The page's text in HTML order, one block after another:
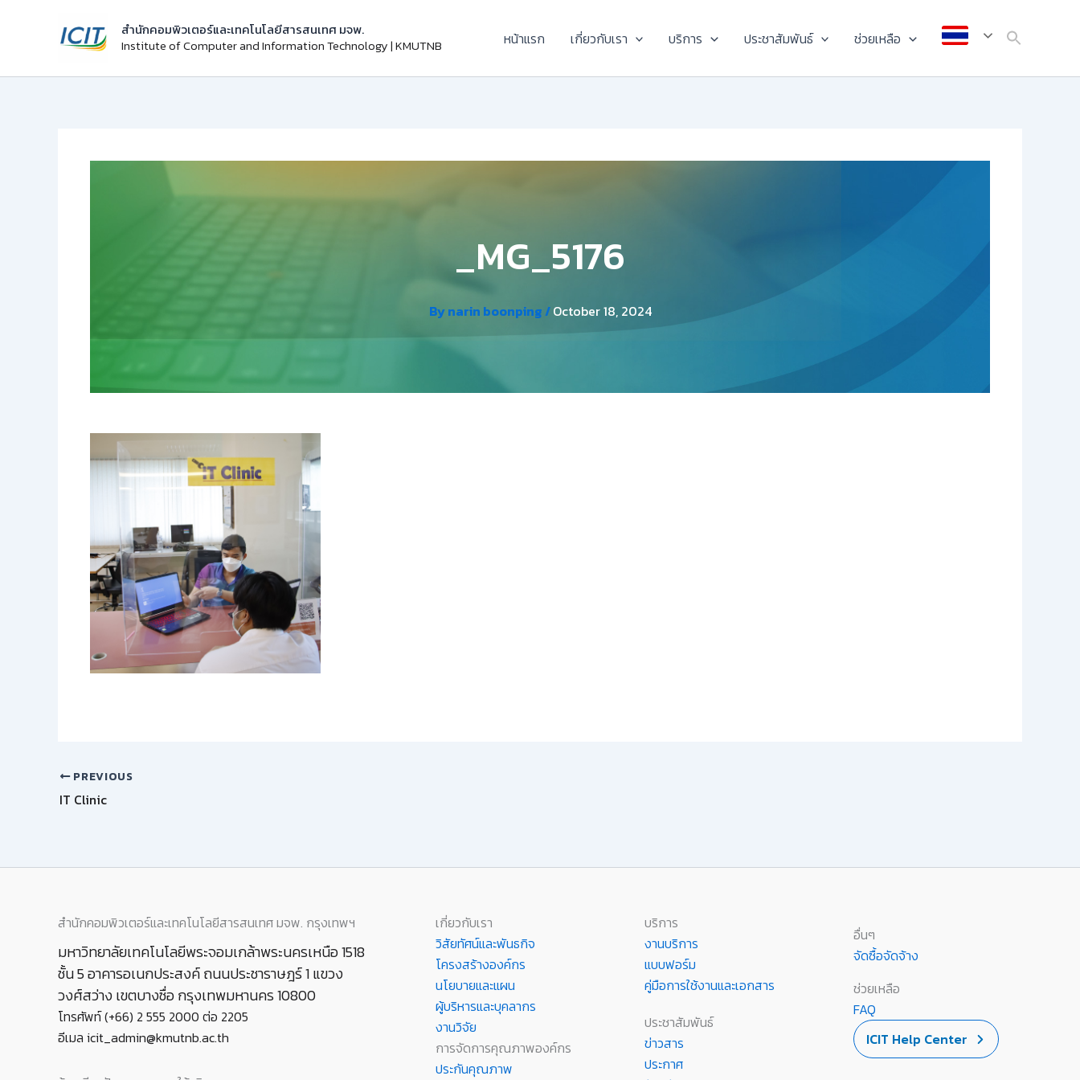
สำนักคอมพิวเตอร์และเทคโนโลยีสารสนเทศ มจพ.
Institute of Computer and Information Technology | KMUTNB
หน้าแรก เกี่ยวกับเรา บริการ ประชาสัมพันธ์ ช่วยเหลือ
_MG_5176
Bynarin boonping/October 18, 2024
PREVIOUS
IT Clinic
สำนักคอมพิวเตอร์และเทคโนโลยีสารสนเทศ มจพ. กรุงเทพฯ
มหาวิทยาลัยเทคโนโลยีพระจอมเกล้าพระนครเหนือ 1518
ชั้น 5 อาคารอเนกประสงค์ ถนนประชาราษฎร์ 1 แขวง
วงศ์สว่าง เขตบางซื่อ กรุงเทพมหานคร 10800
โทรศัพท์ (+66) 2 555 2000 ต่อ 2205
อีเมล icit_admin@kmutnb.ac.th
เกี่ยวกับเรา
วิสัยทัศน์และพันธกิจ
โครงสร้างองค์กร
นโยบายและแผน
ผู้บริหารและบุคลากร
งานวิจัย
การจัดการคุณภาพองค์กร
ประกันคุณภาพ
บริการ
งานบริการ
แบบฟอร์ม
คู่มือการใช้งานและเอกสาร
ประชาสัมพันธ์
ข่าวสาร
ประกาศ
อื่นๆ
จัดซื้อจัดจ้าง
ช่วยเหลือ
FAQ
ICIT Help Center